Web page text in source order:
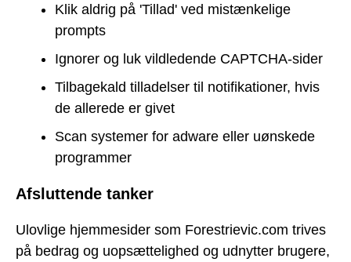
Klik aldrig på 'Tillad' ved mistænkelige
prompts
Ignorer og luk vildledende CAPTCHA-sider
Tilbagekald tilladelser til notifikationer, hvis
de allerede er givet
Scan systemer for adware eller uønskede
programmer
Afsluttende tanker
Ulovlige hjemmesider som Forestrievic.com trives
på bedrag og uopsættelighed og udnytter brugere,